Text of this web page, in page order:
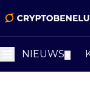
NIEUWS